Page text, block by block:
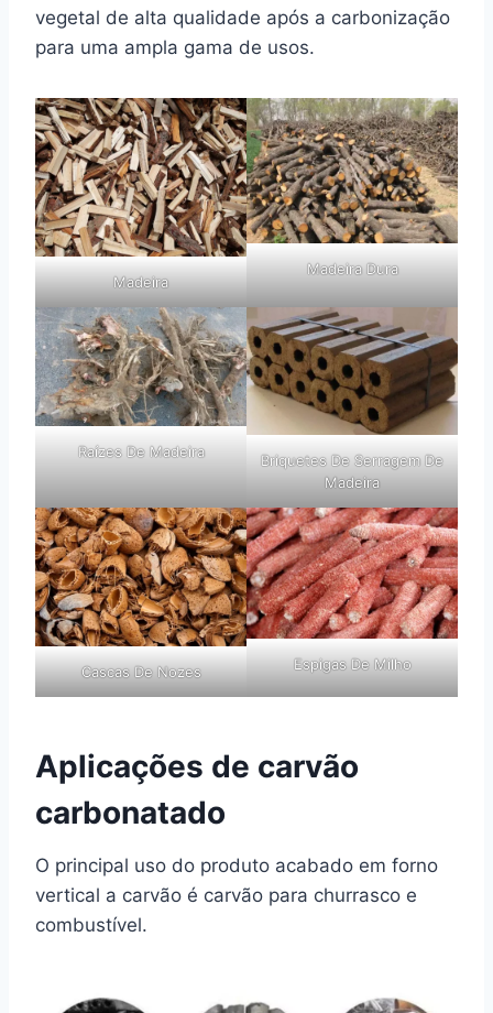
vegetal de alta qualidade após a carbonização
para uma ampla gama de usos.
Madeira
Madeira Dura
Raízes De Madeira
Briquetes De Serragem De
Madeira
Cascas De Nozes Espigas De Milho
Aplicações de carvão
carbonatado
O principal uso do produto acabado em forno
vertical a carvão é carvão para churrasco e
combustível.